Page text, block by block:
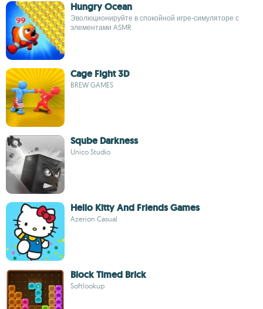
Hungry Ocean
Эволюционируйте в спокойной игре-симуляторе с
элементами ASMR
Cage Fight 3D
BREW GAMES
Sqube Darkness
Unico Studio
Hello Kitty And Friends Games
Azerion Casual
Block Timed Brick
Softlookup